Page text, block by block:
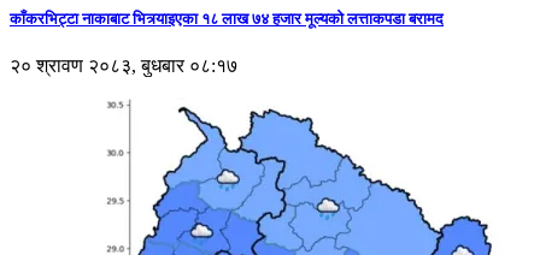
काँकरभिट्टा नाकाबाट भित्र्याइएका १८ लाख ७४ हजार मूल्यकाे लत्ताकपडा बरामद
२० श्रावण २०८३, बुधबार ०८:१७